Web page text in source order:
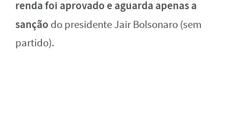
renda foi aprovado e aguarda apenas a
sanção do presidente Jair Bolsonaro (sem
partido).